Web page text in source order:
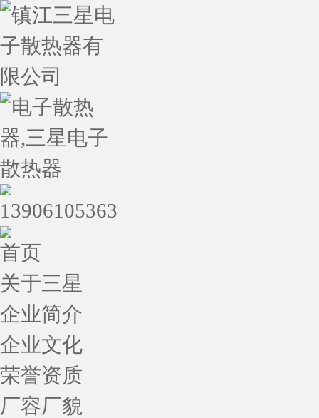
首页
关于三星
企业简介
企业文化
荣誉资质
厂容厂貌